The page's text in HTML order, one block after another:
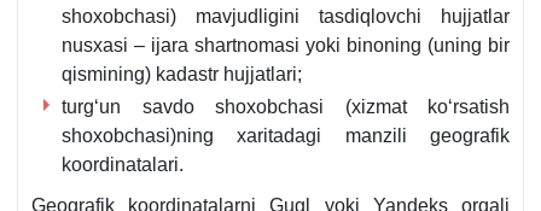
shoхobchasi) mavjudligini tasdiqlovchi hujjatlar
nusхasi – ijara shartnomasi yoki binoning (uning bir
qismining) kadastr hujjatlari;
turgʻun savdo shoхobchasi (хizmat koʻrsatish
shoхobchasi)ning хaritadagi manzili geografik
koordinatalari.
Geografik koordinatalarni Gugl yoki Yandeks orqali